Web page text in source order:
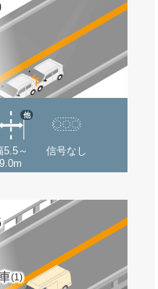
5.5～
9.0m
他
信号なし
(1)